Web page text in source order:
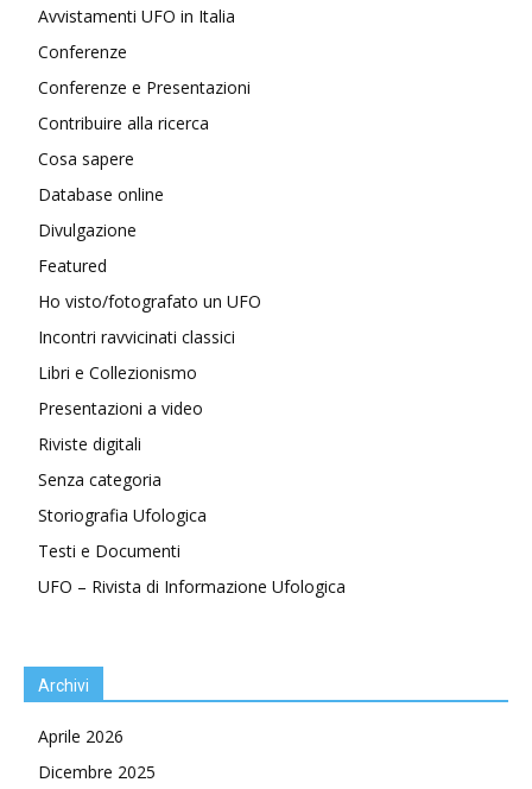
Avvistamenti UFO in Italia
Conferenze
Conferenze e Presentazioni
Contribuire alla ricerca
Cosa sapere
Database online
Divulgazione
Featured
Ho visto/fotografato un UFO
Incontri ravvicinati classici
Libri e Collezionismo
Presentazioni a video
Riviste digitali
Senza categoria
Storiografia Ufologica
Testi e Documenti
UFO – Rivista di Informazione Ufologica
Archivi
Aprile 2026
Dicembre 2025